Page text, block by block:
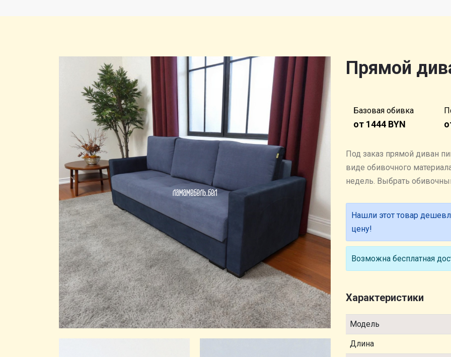
Прямой
Базовая обивка
от 1444 BYN
Под заказ прямой диван
виде обивочного
недель. Выбрать
Нашли этот товар
цену!
Возможна бесплатная
Характеристики
Модель
Длина